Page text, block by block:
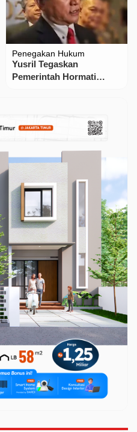
Penegakan Hukum
Yusril Tegaskan
Pemerintah Hormati